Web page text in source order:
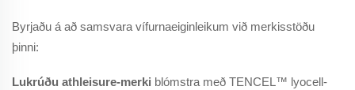
Byrjaðu á að samsvara vífurnaeiginleikum við merkisstöðu
þinni:
Lukrúðu athleisure-merki blómstra með TENCEL™ lyocell-